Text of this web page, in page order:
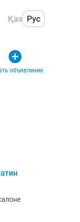
Қаз Рус
объявление